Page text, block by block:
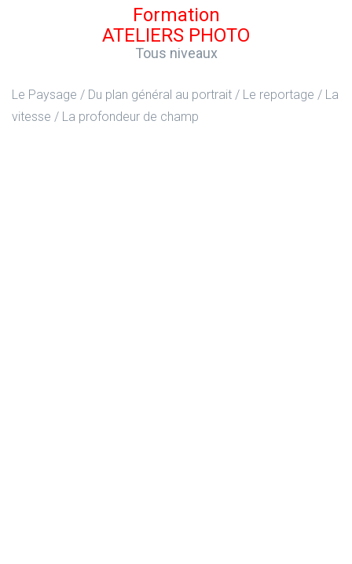
Formation
ATELIERS PHOTO
Tous niveaux
Le Paysage / Du plan général au portrait / Le reportage / La
vitesse / La profondeur de champ